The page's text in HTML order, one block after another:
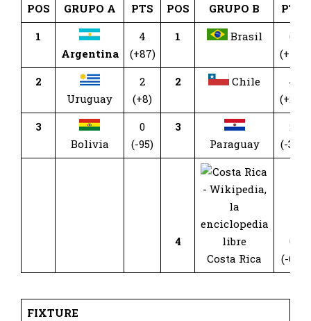
POS GRUPO A PTS POS GRUPO B
PTS
1
Argentina
4
(+87)
1 Brasil
6
(+72)
2
Uruguay
2
(+8)
2 Chile
4
(+27)
3
Bolivia
0
(-95)
3
Paraguay
2
(-38)
4
Costa Rica
0
(-61)
FIXTURE